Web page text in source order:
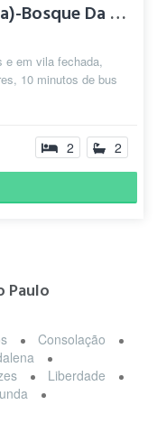
Suíte Individual (Vila/Edícula)-Bosque Da Saúde-5 min.Metrô
em vila fechada,
10 minutos de bus
2 2
Paulo
Consolação
Liberdade